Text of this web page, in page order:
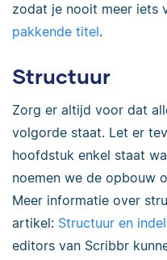
zodat je nooit meer iets
pakkende titel.
Structuur
Zorg er altijd voor dat
volgorde staat. Let er
hoofdstuk enkel staat
noemen we de opbouw
Meer informatie over
artikel: Structuur en
editors van Scribbr